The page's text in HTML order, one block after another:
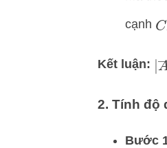
cạnh C
Kết luận: |
2. Tính độ
Bước